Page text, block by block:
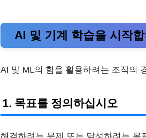
AI 및 기계 학습을 시작
AI 및 ML의 힘을 활용하려는 조직의
1. 목표를 정의하십시오
해결하려는 문제 또는 달성하려는 목